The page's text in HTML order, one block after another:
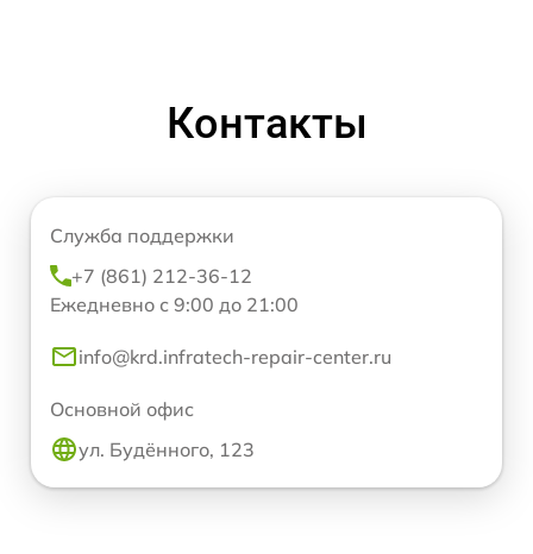
Контакты
Служба поддержки
+7 (861) 212-36-12
Ежедневно с 9:00 до 21:00
info@krd.infratech-repair-center.ru
Основной офис
ул. Будённого, 123